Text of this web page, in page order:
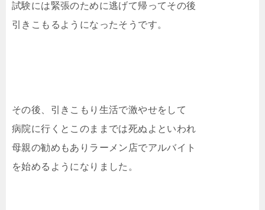
試験には緊張のために逃げて帰ってその後
引きこもるようになったそうです。
その後、引きこもり生活で激やせをして
病院に行くとこのままでは死ぬよといわれ
母親の勧めもありラーメン店でアルバイト
を始めるようになりました。